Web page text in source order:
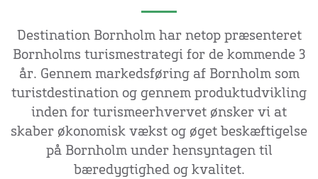
Destination Bornholm har netop præsenteret
Bornholms turismestrategi for de kommende 3
år. Gennem markedsføring af Bornholm som
turistdestination og gennem produktudvikling
inden for turismeerhvervet ønsker vi at
skaber økonomisk vækst og øget beskæftigelse
på Bornholm under hensyntagen til
bæredygtighed og kvalitet.